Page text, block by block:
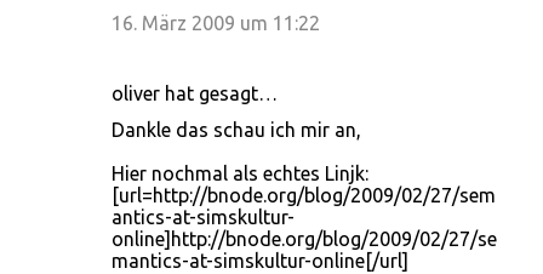
16. März 2009 um 11:22
oliver hat gesagt…
Dankle das schau ich mir an,
Hier nochmal als echtes Linjk:
[url=http://bnode.org/blog/2009/02/27/sem
antics-at-simskultur-
online]http://bnode.org/blog/2009/02/27/se
mantics-at-simskultur-online[/url]